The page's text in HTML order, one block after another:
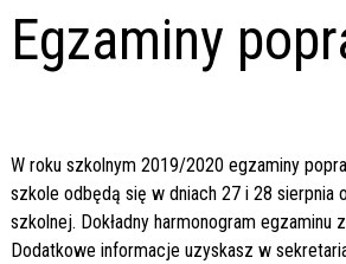
Egzaminy
W roku szkolnym 2019/2020 egzaminy
szkole odbędą się w dniach 27 i 28 sierpnia
szkolnej. Dokładny harmonogram egzaminu
Dodatkowe informacje uzyskasz w